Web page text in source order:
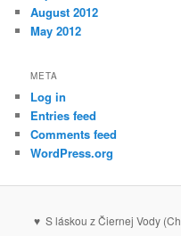
August 2012
May 2012
META
Log in
Entries feed
Comments feed
WordPress.org
♥ S láskou z Čiernej Vody